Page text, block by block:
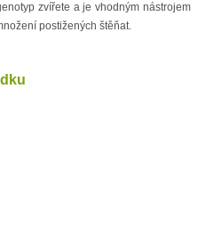
zvířete a je vhodným nástrojem
postižených štěňat.